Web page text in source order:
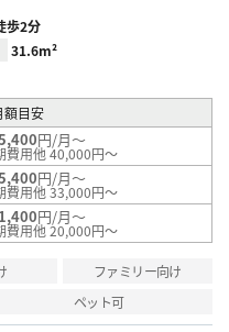
歩2分
31.6m²
額目安
円/月～
費用他 40,000円～
円/月～
費用他 33,000円～
円/月～
費用他 20,000円～
ファミリー向け
ペット可